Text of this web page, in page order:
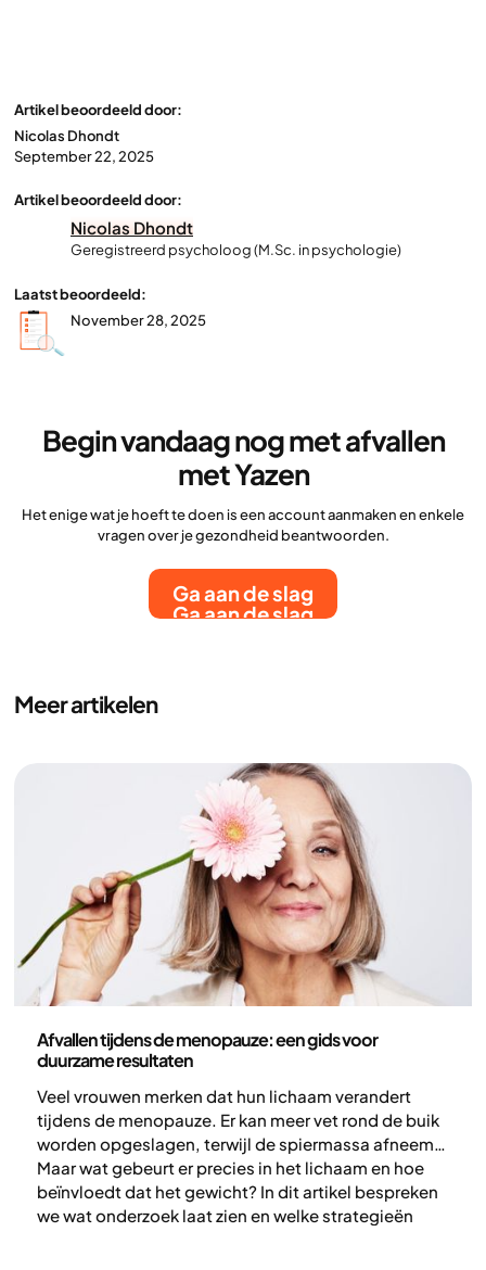
Artikel beoordeeld door:
Nicolas Dhondt
September 22, 2025
Artikel beoordeeld door:
Nicolas Dhondt
Geregistreerd psycholoog (M.Sc. in psychologie)
Laatst beoordeeld:
November 28, 2025
Begin vandaag nog met afvallen
met Yazen
Het enige wat je hoeft te doen is een account aanmaken en enkele
vragen over je gezondheid beantwoorden.
Ga aan de slag
Ga aan de slag
Meer artikelen
Afvallen tijdens de menopauze: een gids voor
duurzame resultaten
Veel vrouwen merken dat hun lichaam verandert
tijdens de menopauze. Er kan meer vet rond de buik
worden opgeslagen, terwijl de spiermassa afneemt.
Maar wat gebeurt er precies in het lichaam en hoe
beïnvloedt dat het gewicht? In dit artikel bespreken
we wat onderzoek laat zien en welke strategieën